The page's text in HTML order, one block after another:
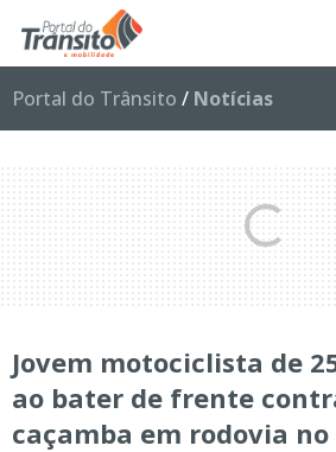
Portal do Trânsito / Notícias
Jovem motociclista de
ao bater de frente
caçamba em rodovia no